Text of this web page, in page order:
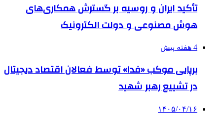
تأکید ایران و روسیه بر گسترش همکاری‌های
هوش مصنوعی و دولت الکترونیک
4 هفته پیش
برپایی موکب «فدا» توسط فعالان اقتصاد دیجیتال
در تشییع رهبر شهید
۱۴۰۵/۰۴/۱۶